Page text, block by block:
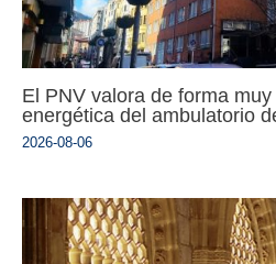
El PNV valora de forma
energética del ambulatorio
2026-08-06